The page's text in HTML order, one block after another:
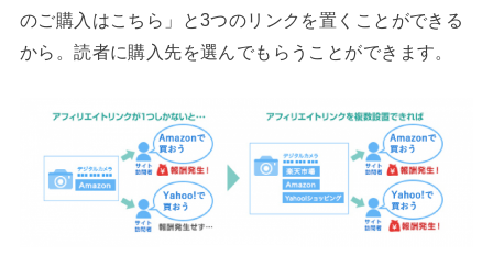
のご購入はこちら」と3つのリンクを置くことができる
から。読者に購入先を選んでもらうことができます。